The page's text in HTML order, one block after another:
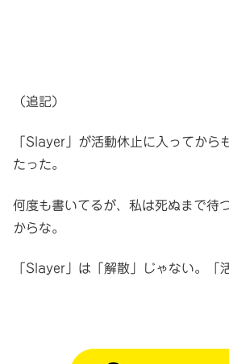
（追記）
「Slayer」が活動休止に入ってから
たった。
何度も書いてるが、私は死ぬまで待
からな。
「Slayer」は「解散」じゃない。「